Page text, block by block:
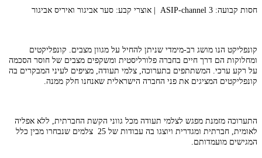
חסות קבועה: ASIP-channel 3 | אוצרי קבע: סער אביגור ואיריס אביגור
קונפליקט הנו מושג רב-מימדי שניתן להחיל על מגוון מצבים. קונפליקטים
ומחלוקות הם דרך חיים בחברה פלורליסטית ומשקפים מצבים של חוסר הסכמה
על רקע ערכי. המשתתפים בתערוכה, צלמי תעודה, מציפים לעיני המבקרים בה
קונפליקטים המציגים את פני החברה הישראלית שאנחנו חלק ממנה.
התערוכה מזמנת מפגש לצלמי תעודה מכל גווני הקשת החברתית, ללא אפליה
לאומית, חברתית ומגדרית ויוצגו בה עבודות של 25 צלמים שנבחרו מבין כלל
המגישים מועמדותם.